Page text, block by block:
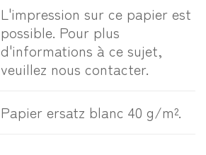
L'impression sur ce papier est
possible. Pour plus
d'informations à ce sujet,
veuillez nous contacter.
Papier ersatz blanc 40 g/m².